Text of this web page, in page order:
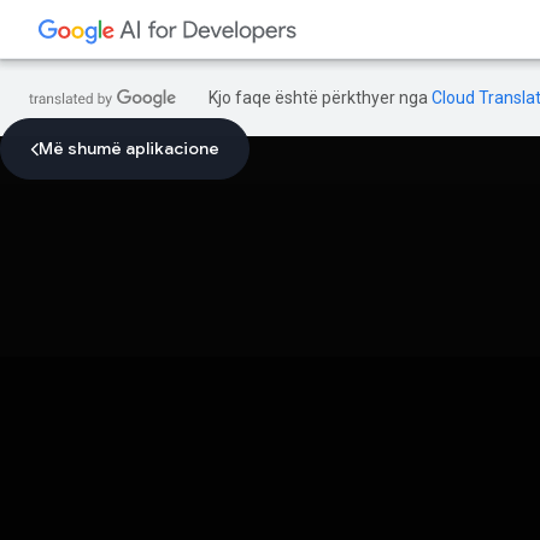
Kjo faqe është përkthyer nga Cloud
Më shumë aplikacione